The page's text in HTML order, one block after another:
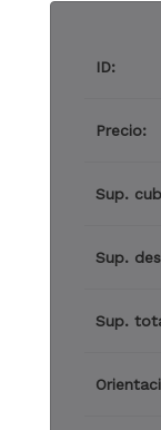
ID:
Precio:
Sup.
Sup.
Sup.